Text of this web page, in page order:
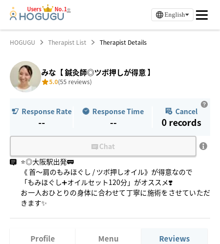
Users No.1※
English
HOGUGU Therapist List Therapist Details
みな【 鍼灸師◎ツボ押しが得意 】
5.0(55 reviews)
Response Rate
--
Response Time
--
Cancel
0 records
Chat
⭐️◎大阪駅出発🚃
《 首〜肩のもみほぐし / ツボ押しオイル》が得意なので
「もみほぐし➕オイルセット120分」がオススメ❣️
お一人おひとりの身体に合わせて丁寧に施術をさせていただ
きます✨
Profile Menu Reviews